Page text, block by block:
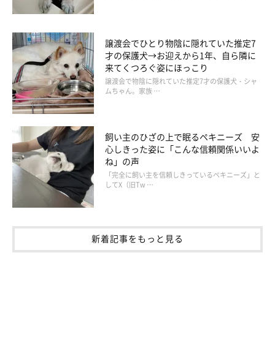
譲渡会でひとり物陰に隠れていた推定7
才の保護犬→お迎えから1年、自ら隣に
来てくつろぐ姿にほっこり
譲渡会で物陰に隠れていた推定7才の保護犬・シャ
ムちゃん。家族 …
飼い主のひざの上で眠るペキニーズ 安
心しきった姿に「こんな信頼関係いいよ
ね」の声
「完全に飼い主を信頼しきっているペキニーズ」と
してX（旧Tw …
新着記事をもっと見る